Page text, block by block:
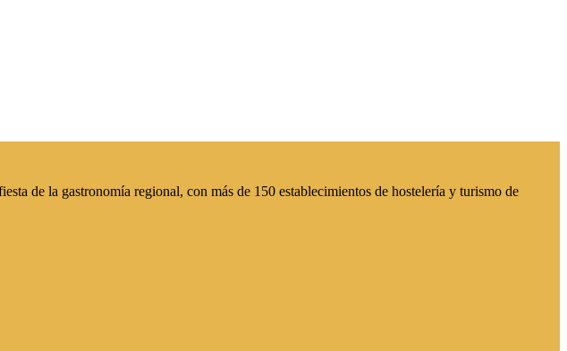
de la gastronomía regional, con más de 150 establecimientos de hostelería y turismo de